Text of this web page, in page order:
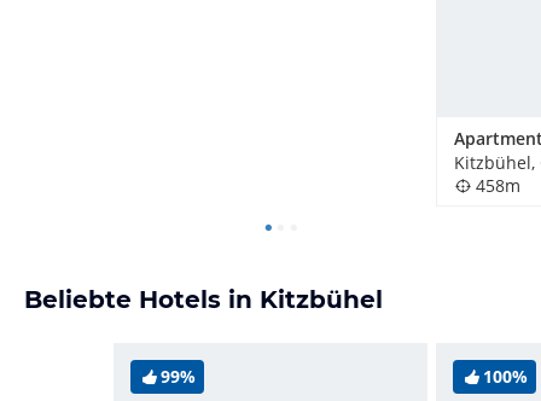
458m
Beliebte Hotels in Kitzbühel
99% 100%